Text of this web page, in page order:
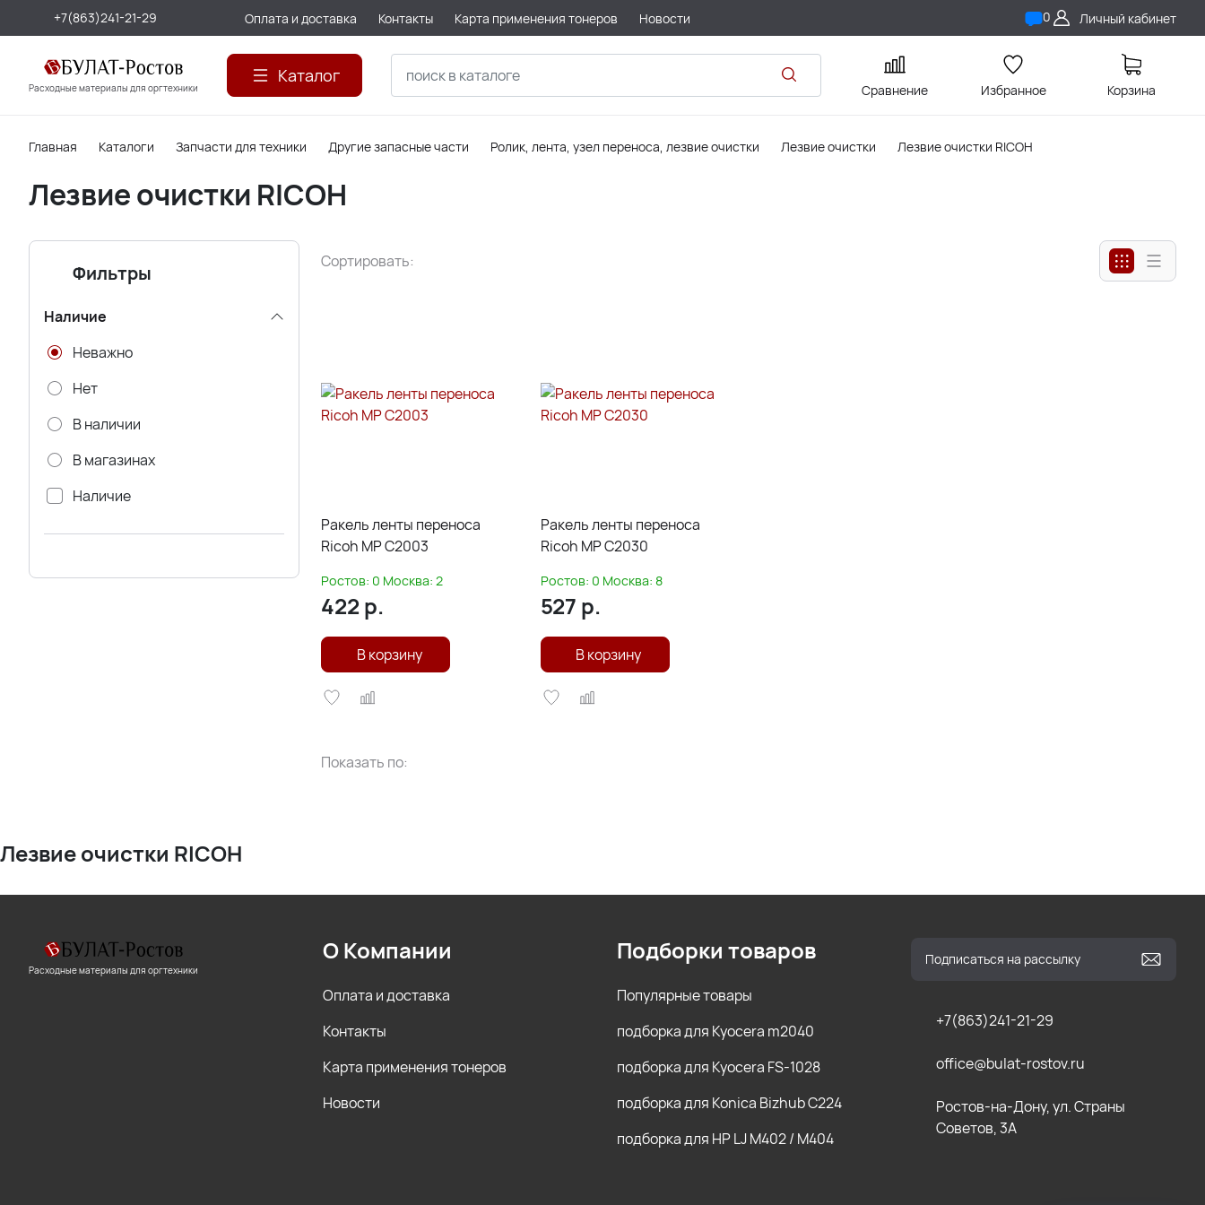
+7(863)241-21-29 Оплата и доставка Контакты Карта применения тонеров Новости 0 Личный кабинет
Расходные материалы для оргтехники
Каталог
Сравнение Избранное Корзина
Главная Каталоги Запчасти для техники Другие запасные части Ролик, лента, узел переноса, лезвие очистки Лезвие очистки Лезвие очистки RICOH
Лезвие очистки RICOH
Фильтры
Наличие
Неважно
Нет
В наличии
В магазинах
Наличие
Через 3-5 дней
Сортировать:
Ракель ленты переноса
Ricoh MP C2003
Ростов: 0 Москва: 2
422 р.
В корзину
Ракель ленты переноса
Ricoh MP C2030
Ростов: 0 Москва: 8
527 р.
В корзину
Показать по:
Лезвие очистки RICOH
Расходные материалы для оргтехники
+7(863)241-21-29
office@bulat-rostov.ru
Ростов-на-Дону, ул. Страны
Советов, 3А
О Компании
Оплата и доставка
Контакты
Карта применения тонеров
Новости
Подборки товаров
Популярные товары
подборка для Kyocera m2040
подборка для Kyocera FS-1028
подборка для Konica Bizhub C224
подборка для HP LJ M402 / M404